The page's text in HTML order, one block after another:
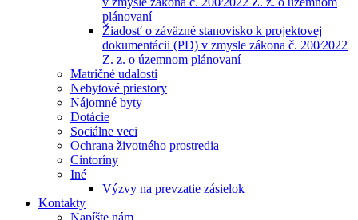
plánovaní
Žiadosť o záväzné stanovisko k projektovej
dokumentácii (PD) v zmysle zákona č. 200⁄2022
Z. z. o územnom plánovaní
Matričné udalosti
Nebytové priestory
Nájomné byty
Dotácie
Sociálne veci
Ochrana životného prostredia
Cintoríny
Iné
Výzvy na prevzatie zásielok
Kontakty
Napíšte nám